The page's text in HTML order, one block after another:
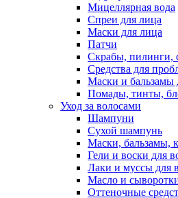
Мицеллярная вода
Спреи для лица
Маски для лица
Патчи
Скрабы, пилинги,
Средства для
Маски и бальзамы
Помады, тинты,
Уход за волосами
Шампуни
Сухой шампунь
Маски, бальзамы,
Гели и воски для
Лаки и муссы для
Масло и
Оттеночные